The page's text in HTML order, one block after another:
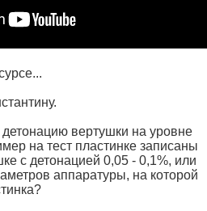
вертушки на уровне
на тест пластинке записаны
с детонацией 0,05 - 0,1%, или
аппаратуры, на которой